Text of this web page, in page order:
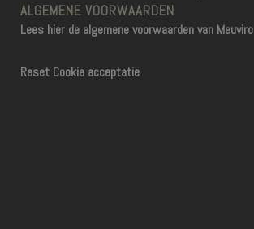
ALGEMENE VOORWAARDEN
Lees hier de algemene voorwaarden van Meuviro
Reset Cookie acceptatie